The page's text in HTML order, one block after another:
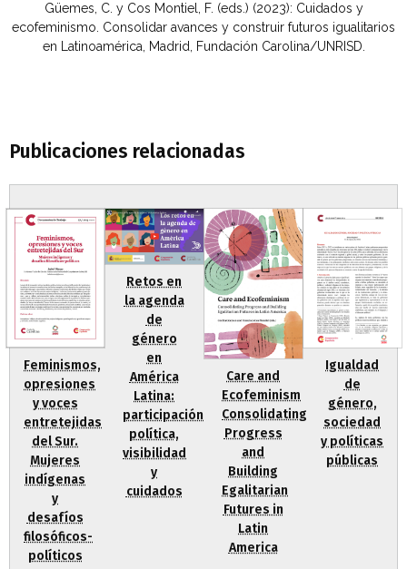
Güemes, C. y Cos Montiel, F. (eds.) (2023): Cuidados y
ecofeminismo. Consolidar avances y construir futuros igualitarios
en Latinoamérica, Madrid, Fundación Carolina/UNRISD.
Publicaciones relacionadas
Feminismos,
opresiones
y voces
entretejidas
del Sur.
Mujeres
indígenas
y
desafíos
filosóficos-
políticos
Retos en
la agenda
de
género
en
América
Latina:
participación
política,
visibilidad
y
cuidados
Care and
Ecofeminism
Consolidating
Progress
and
Building
Egalitarian
Futures in
Latin
America
Igualdad
de
género,
sociedad
y políticas
públicas